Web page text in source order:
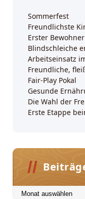
Sommerfest
Freundlichste
Erster
Blindschleiche
Arbeitseinsatz
Freundliche,
Fair-Play Pokal
Gesunde
Die Wahl der
Erste Etappe
Beiträge